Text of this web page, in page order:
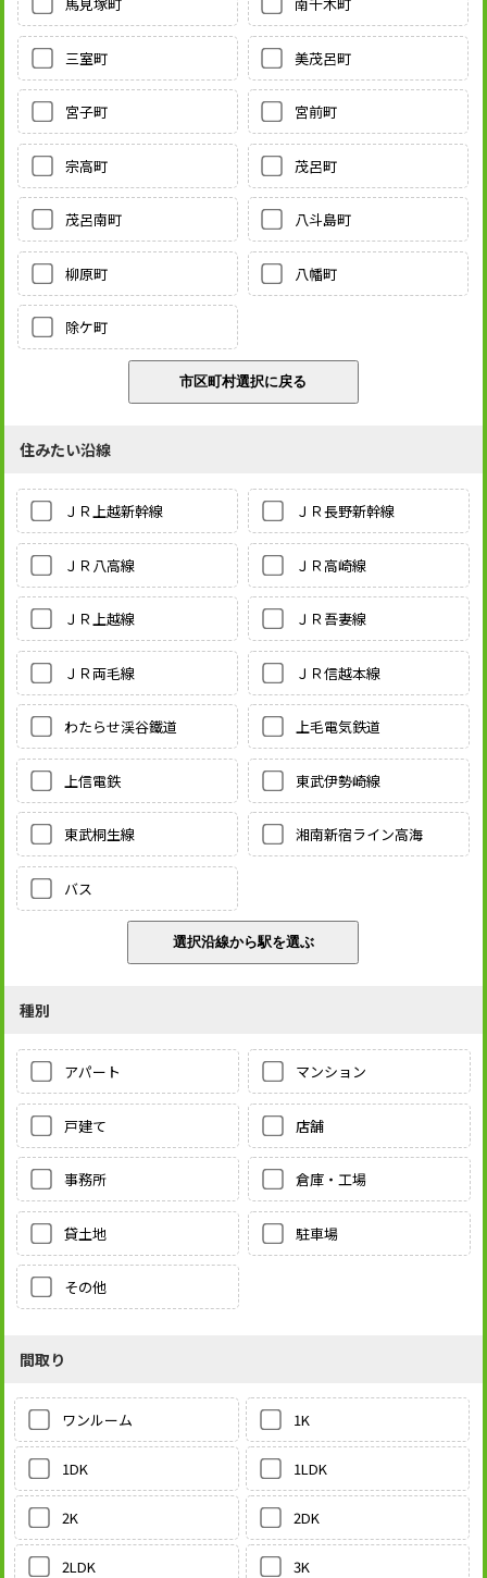
馬見塚町 南千木町
三室町 美茂呂町
宮子町 宮前町
宗高町 茂呂町
茂呂南町 八斗島町
柳原町 八幡町
除ケ町
住みたい沿線
ＪＲ上越新幹線 ＪＲ長野新幹線
ＪＲ八高線 ＪＲ高崎線
ＪＲ上越線 ＪＲ吾妻線
ＪＲ両毛線 ＪＲ信越本線
わたらせ渓谷鐵道 上毛電気鉄道
上信電鉄 東武伊勢崎線
東武桐生線 湘南新宿ライン高海
バス
種別
アパート マンション
戸建て 店舗
事務所 倉庫・工場
貸土地 駐車場
その他
間取り
ワンルーム 1K
1DK 1LDK
2K 2DK
2LDK 3K